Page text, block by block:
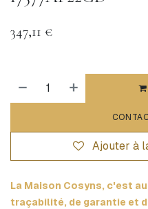
347,11 €
Ajouter à
La Maison Cosyns, c'est
traçabilité, de garantie et